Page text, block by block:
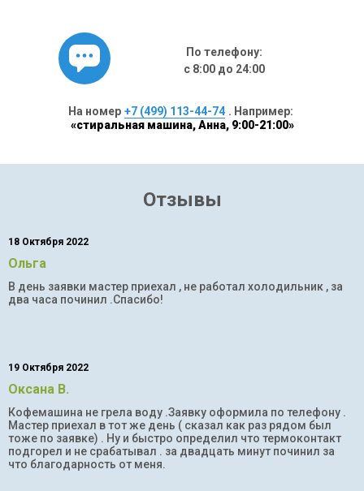
По телефону:
с 8:00 до 24:00
На номер +7 (499) 113-44-74 . Например:
«стиральная машина, Анна, 9:00-21:00»
Отзывы
18 Октября 2022
Ольга
В день заявки мастер приехал , не работал холодильник , за
два часа починил .Спасибо!
19 Октября 2022
Оксана В.
Кофемашина не грела воду .Заявку оформила по телефону .
Мастер приехал в тот же день ( сказал как раз рядом был
тоже по заявке) . Ну и быстро определил что термоконтакт
подгорел и не срабатывал . за двадцать минут починил за
что благодарность от меня.